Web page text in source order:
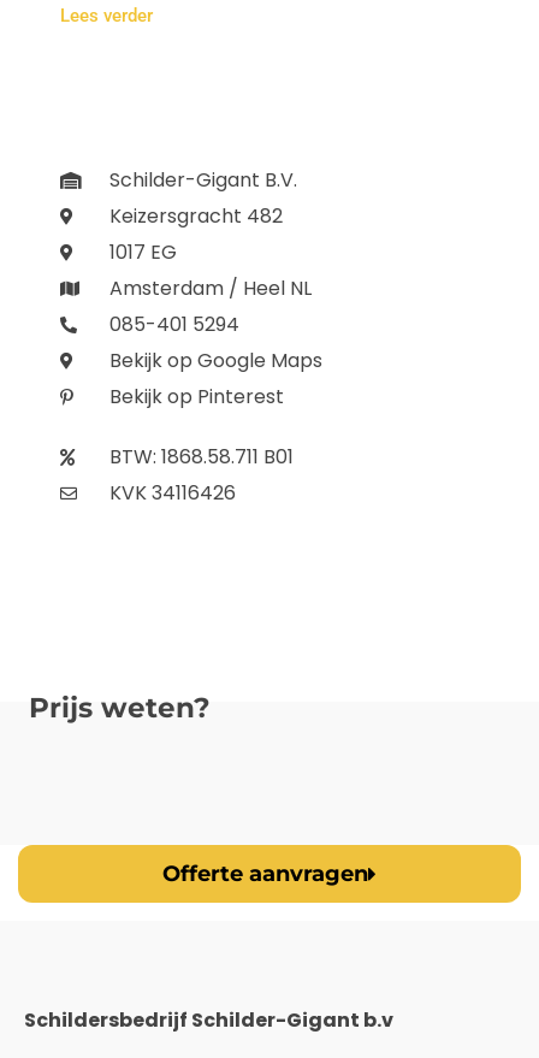
Lees verder
Schilder-Gigant B.V.
Keizersgracht 482
1017 EG
Amsterdam / Heel NL
085-401 5294
Bekijk op Google Maps
Bekijk op Pinterest
BTW: 1868.58.711 B01
KVK 34116426
Prijs weten?
Offerte aanvragen
Schildersbedrijf Schilder-Gigant b.v